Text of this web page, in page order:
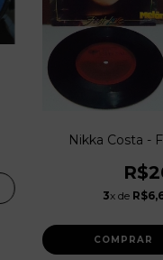
Nikka Costa -
3x de